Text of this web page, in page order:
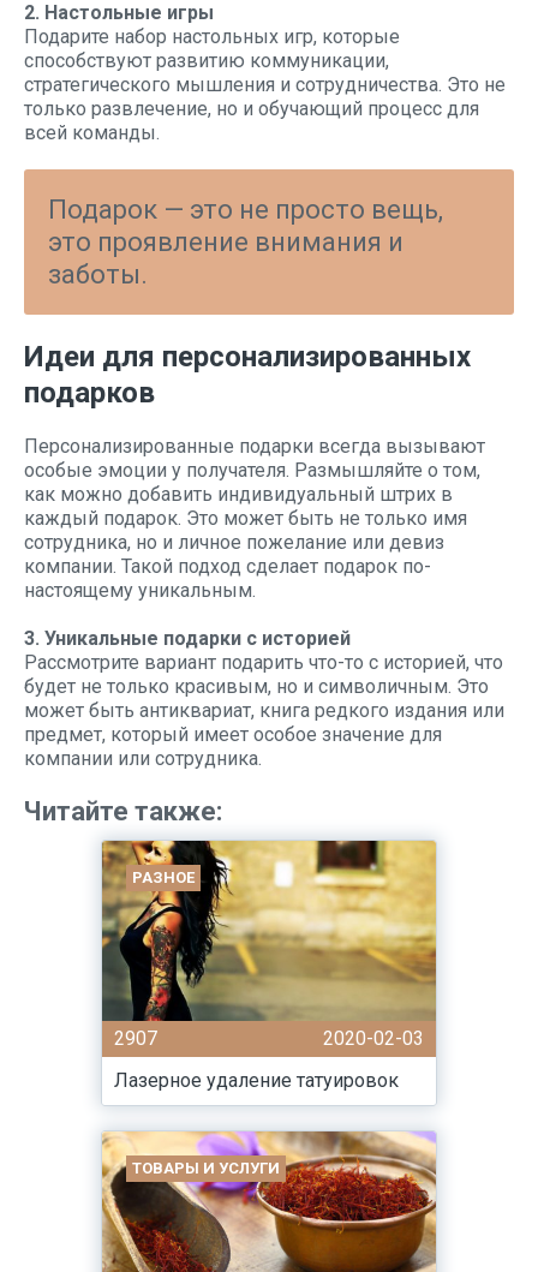
2. Настольные игры
Подарите набор настольных игр, которые
способствуют развитию коммуникации,
стратегического мышления и сотрудничества. Это не
только развлечение, но и обучающий процесс для
всей команды.
Подарок — это не просто вещь,
это проявление внимания и
заботы.
Идеи для персонализированных
подарков
Персонализированные подарки всегда вызывают
особые эмоции у получателя. Размышляйте о том,
как можно добавить индивидуальный штрих в
каждый подарок. Это может быть не только имя
сотрудника, но и личное пожелание или девиз
компании. Такой подход сделает подарок по-
настоящему уникальным.
3. Уникальные подарки с историей
Рассмотрите вариант подарить что-то с историей, что
будет не только красивым, но и символичным. Это
может быть антиквариат, книга редкого издания или
предмет, который имеет особое значение для
компании или сотрудника.
Читайте также:
РАЗНОЕ
2907
2020-02-03
Лазерное удаление татуировок
ТОВАРЫ И УСЛУГИ